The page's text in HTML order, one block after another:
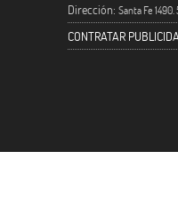
Dirección: Santa Fe
CONTRATAR